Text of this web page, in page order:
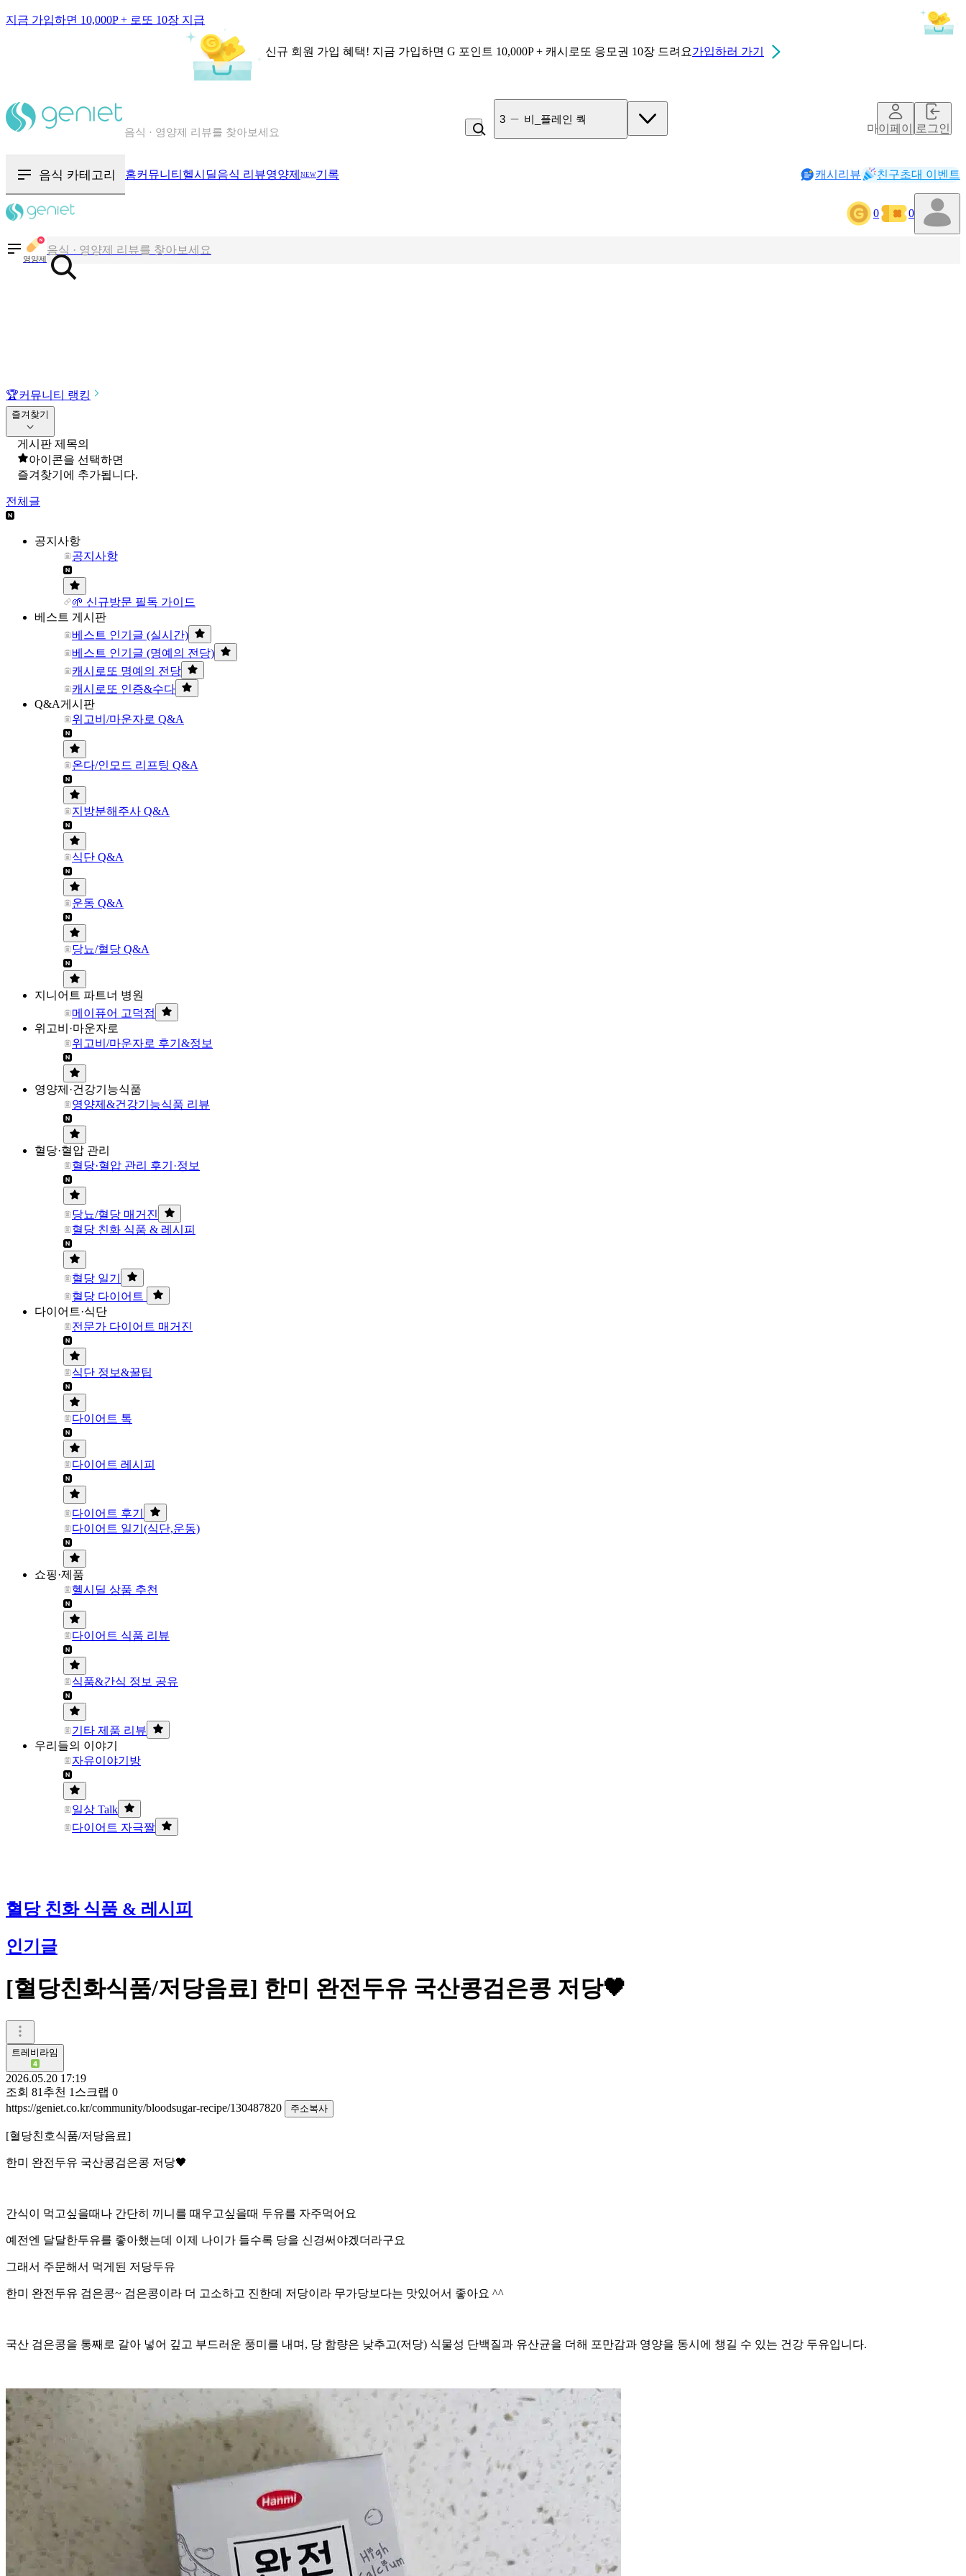
지금 가입하면 10,000P + 로또 10장 지급
신규 회원 가입 혜택! 지금 가입하면 G 포인트 10,000P + 캐시로또 응모권 10장 드려요가입하러 가기
칼로리와 영양성분을 검색해보세요
3 비_플레인 쿽
마이페이지로그인
음식 카테고리 홈커뮤니티 헬시딜음식 리뷰영양제 NEW기록 캐시리뷰 친구초대 이벤트
0 0
영양제
칼로리와 영양성분을 검색해보세요
혈당 · 다이어트 음식 검색해보세요
🏆커뮤니티 랭킹
즐겨찾기
게시판 제목의
아이콘을 선택하면
즐겨찾기에 추가됩니다.
전체글
공지사항
공지사항
🌱 신규방문 필독 가이드
베스트 게시판
베스트 인기글 (실시간)
베스트 인기글 (명예의 전당)
캐시로또 명예의 전당
캐시로또 인증&수다
Q&A게시판
위고비/마운자로 Q&A
온다/인모드 리프팅 Q&A
지방분해주사 Q&A
식단 Q&A
운동 Q&A
당뇨/혈당 Q&A
지니어트 파트너 병원
메이퓨어 고덕점
위고비·마운자로
위고비/마운자로 후기&정보
영양제·건강기능식품
영양제&건강기능식품 리뷰
혈당·혈압 관리
혈당·혈압 관리 후기·정보
당뇨/혈당 매거진
혈당 친화 식품 & 레시피
혈당 일기
혈당 다이어트
다이어트·식단
전문가 다이어트 매거진
식단 정보&꿀팁
다이어트 톡
다이어트 레시피
다이어트 후기
다이어트 일기(식단,운동)
쇼핑·제품
헬시딜 상품 추천
다이어트 식품 리뷰
식품&간식 정보 공유
기타 제품 리뷰
우리들의 이야기
자유이야기방
일상 Talk
다이어트 자극짤
혈당 친화 식품 & 레시피
인기글
[혈당친화식품/저당음료] 한미 완전두유 국산콩검은콩 저당🖤
트레비라임
2026.05.20 17:19
조회 81 추천 1 스크랩 0
https://geniet.co.kr/community/bloodsugar-recipe/130487820
주소복사
[혈당친호식품/저당음료]
한미 완전두유 국산콩검은콩 저당🖤
간식이 먹고싶을때나 간단히 끼니를 때우고싶을때 두유를 자주먹어요
예전엔 달달한두유를 좋아했는데 이제 나이가 들수록 당을 신경써야겠더라구요
그래서 주문해서 먹게된 저당두유
한미 완전두유 검은콩~ 검은콩이라 더 고소하고 진한데 저당이라 무가당보다는 맛있어서 좋아요 ^^
국산 검은콩을 통째로 갈아 넣어 깊고 부드러운 풍미를 내며, 당 함량은 낮추고(저당) 식물성 단백질과 유산균을 더해 포만감과 영양을 동시에 챙길 수 있는 건강 두유입니다.